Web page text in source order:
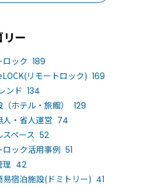
リー
ロック 189
リモートロック) 169
ンド 134
ホテル・旅館）
129
人・省人運営 74
スペース 52
ロック活用事例 51
理 42
易宿泊施設(ドミトリー) 41